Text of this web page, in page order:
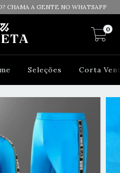
CHAMA A GENTE NO WHATSAPP
0
Seleções Corta